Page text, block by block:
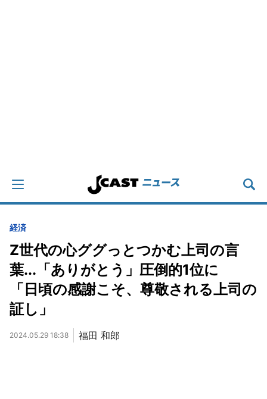
経済
Z世代の心ググっとつかむ上司の言
葉...「ありがとう」圧倒的1位に
「日頃の感謝こそ、尊敬される上司の
証し」
2024.05.29 18:38 福田 和郎